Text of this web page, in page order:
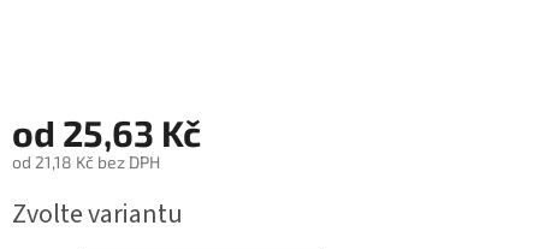
od 25,63 Kč
od 21,18 Kč bez DPH
cena:
Zvolte variantu